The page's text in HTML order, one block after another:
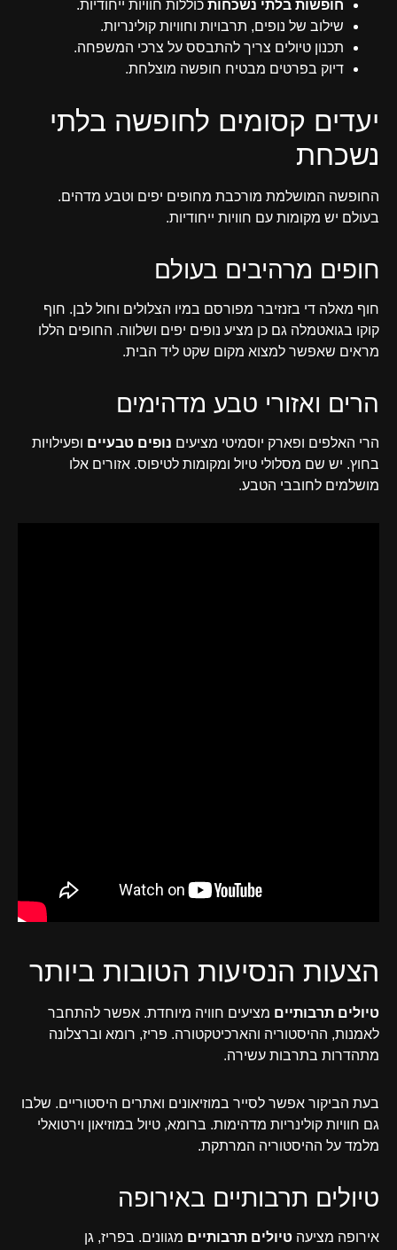
חופשות בלתי נשכחות כוללות חוויות ייחודיות.
שילוב של נופים, תרבויות וחוויות קולינריות.
תכנון טיולים צריך להתבסס על צרכי המשפחה.
דיוק בפרטים מבטיח חופשה מוצלחת.
יעדים קסומים לחופשה בלתי
נשכחת
החופשה המושלמת מורכבת מחופים יפים וטבע מדהים.
בעולם יש מקומות עם חוויות ייחודיות.
חופים מרהיבים בעולם
חוף מאלה די בזנזיבר מפורסם במיו הצלולים וחול לבן. חוף
קוקו בגואטמלה גם כן מציע נופים יפים ושלווה. החופים הללו
מראים שאפשר למצוא מקום שקט ליד הבית.
הרים ואזורי טבע מדהימים
הרי האלפים ופארק יוסמיטי מציעים נופים טבעיים ופעילויות
בחוץ. יש שם מסלולי טיול ומקומות לטיפוס. אזורים אלו
מושלמים לחובבי הטבע.
הצעות הנסיעות הטובות ביותר
טיולים תרבותיים מציעים חוויה מיוחדת. אפשר להתחבר
לאמנות, ההיסטוריה והארכיטקטורה. פריז, רומא וברצלונה
מתהדרות בתרבות עשירה.
בעת הביקור אפשר לסייר במוזיאונים ואתרים היסטוריים. שלבו
גם חוויות קולינריות מדהימות. ברומא, טיול במוזיאון וירטואלי
מלמד על ההיסטוריה המרתקת.
טיולים תרבותיים באירופה
אירופה מציעה טיולים תרבותיים מגוונים. בפריז, גן